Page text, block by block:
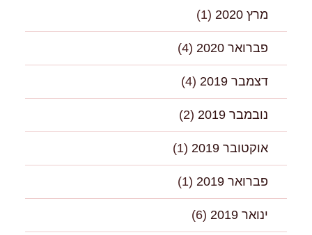
מרץ 2020 (1)
פברואר 2020 (4)
דצמבר 2019 (4)
נובמבר 2019 (2)
אוקטובר 2019 (1)
פברואר 2019 (1)
ינואר 2019 (6)